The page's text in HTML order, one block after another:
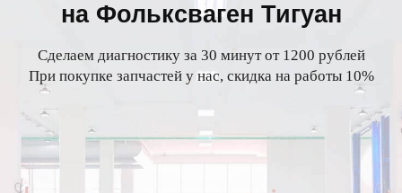
на Фольксваген Тигуан
Сделаем диагностику за 30 минут от 1200 рублей
При покупке запчастей у нас, скидка на работы 10%